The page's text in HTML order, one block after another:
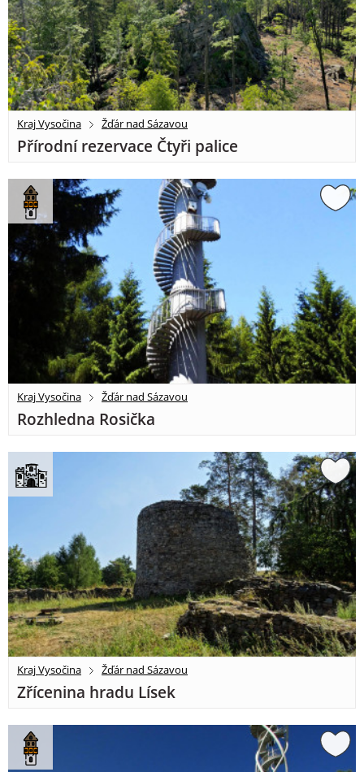
Kraj Vysočina Žďár nad Sázavou
Přírodní rezervace Čtyři palice
Kraj Vysočina Žďár nad Sázavou
Rozhledna Rosička
Kraj Vysočina Žďár nad Sázavou
Zřícenina hradu Lísek